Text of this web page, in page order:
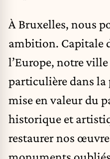
À Bruxelles, nous
ambition. Capitale
l’Europe, notre
particulière dans la
mise en valeur du
historique et
restaurer nos